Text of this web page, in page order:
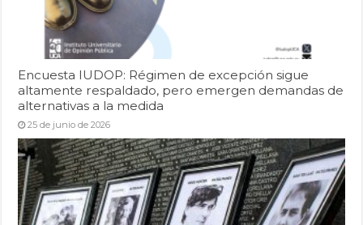
Encuesta IUDOP: Régimen de excepción sigue
altamente respaldado, pero emergen demandas de
alternativas a la medida
25 de junio de 2026